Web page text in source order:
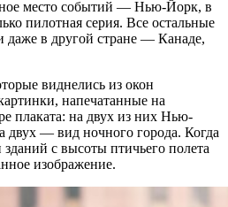
место событий — Нью-Йорк, в
пилотная серия. Все остальные
даже в другой стране — Канаде,
виднелись из окон
напечатанные на
плаката: на двух из них Нью-
двух — вид ночного города. Когда
с высоты птичьего полета
изображение.